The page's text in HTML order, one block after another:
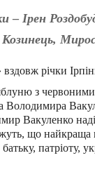
– Ірен
річки
з
Вакуленко
що
патріоту,